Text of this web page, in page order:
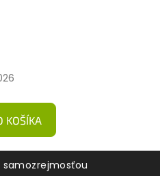
KOŠÍKA
samozrejmosťou